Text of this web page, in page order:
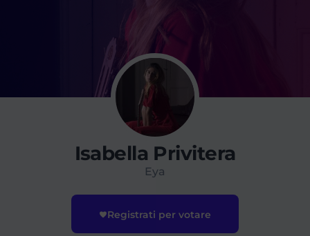
Isabella Privitera
Eya
Registrati per votare